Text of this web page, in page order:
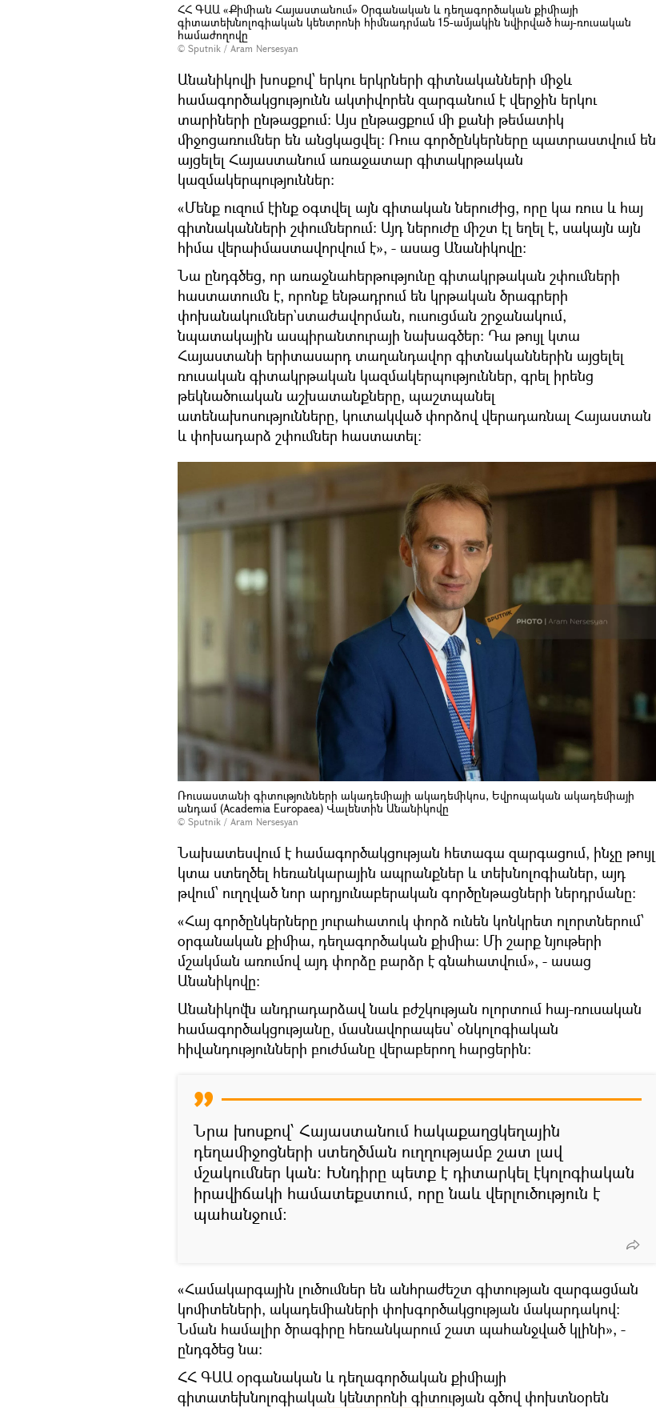
ՀՀ ԳԱԱ «Քիմիան Հայաստանում» Օրգանական և դեղագործական քիմիայի
գիտատեխնոլոգիական կենտրոնի հիմնադրման 15-ամյակին նվիրված հայ-ռուսական
համաժողովը
© Sputnik / Aram Nersesyan
Անանիկովի խոսքով՝ երկու երկրների գիտնականների միջև
համագործակցությունն ակտիվորեն զարգանում է վերջին երկու
տարիների ընթացքում: Այս ընթացքում մի քանի թեմատիկ
միջոցառումներ են անցկացվել։ Ռուս գործընկերները պատրաստվում են
այցելել Հայաստանում առաջատար գիտակրթական
կազմակերպություններ։
«Մենք ուզում էինք օգտվել այն գիտական ներուժից, որը կա ռուս և հայ
գիտնականների շփումներում։ Այդ ներուժը միշտ էլ եղել է, սակայն այն
հիմա վերաիմաստավորվում է», - ասաց Անանիկովը։
Նա ընդգծեց, որ առաջնահերթությունը գիտակրթական շփումների
հաստատումն է, որոնք ենթադրում են կրթական ծրագրերի
փոխանակումներ`ստաժավորման, ուսուցման շրջանակում,
նպատակային ասպիրանտուրայի նախագծեր: Դա թույլ կտա
Հայաստանի երիտասարդ տաղանդավոր գիտնականներին այցելել
ռուսական գիտակրթական կազմակերպություններ, գրել իրենց
թեկնածուական աշխատանքները, պաշտպանել
ատենախոսությունները, կուտակված փորձով վերադառնալ Հայաստան
և փոխադարձ շփումներ հաստատել։
Ռուսաստանի գիտությունների ակադեմիայի ակադեմիկոս, Եվրոպական ակադեմիայի
անդամ (Academia Europaea) Վալենտին Անանիկովը
© Sputnik / Aram Nersesyan
Նախատեսվում է համագործակցության հետագա զարգացում, ինչը թույլ
կտա ստեղծել հեռանկարային ապրանքներ և տեխնոլոգիաներ, այդ
թվում՝ ուղղված նոր արդյունաբերական գործընթացների ներդրմանը։
«Հայ գործընկերները յուրահատուկ փորձ ունեն կոնկրետ ոլորտներում՝
օրգանական քիմիա, դեղագործական քիմիա։ Մի շարք նյութերի
մշակման առումով այդ փորձը բարձր է գնահատվում», - ասաց
Անանիկովը։
Անանիկովն անդրադարձավ նաև բժշկության ոլորտում հայ-ռուսական
համագործակցությանը, մասնավորապես՝ օնկոլոգիական
հիվանդությունների բուժմանը վերաբերող հարցերին:
Նրա խոսքով՝ Հայաստանում հակաքաղցկեղային
դեղամիջոցների ստեղծման ուղղությամբ շատ լավ
մշակումներ կան։ Խնդիրը պետք է դիտարկել էկոլոգիական
իրավիճակի համատեքստում, որը նաև վերլուծություն է
պահանջում:
«Համակարգային լուծումներ են անհրաժեշտ գիտության զարգացման
կոմիտեների, ակադեմիաների փոխգործակցության մակարդակով։
Նման համալիր ծրագիրը հեռանկարում շատ պահանջված կլինի», -
ընդգծեց նա։
ՀՀ ԳԱԱ օրգանական և դեղագործական քիմիայի
գիտատեխնոլոգիական կենտրոնի գիտության գծով փոխտնօրեն